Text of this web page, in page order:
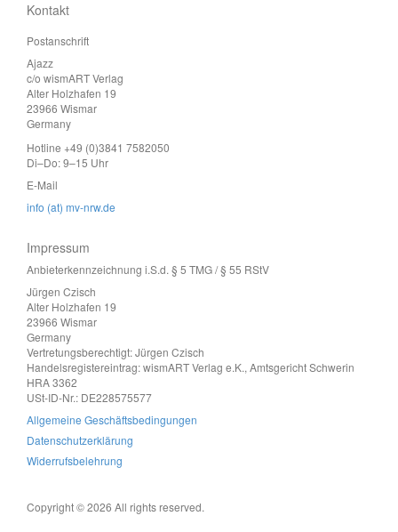
Kontakt
Postanschrift
Ajazz
c/o wismART Verlag
Alter Holzhafen 19
23966 Wismar
Germany
Hotline +49 (0)3841 7582050
Di–Do: 9–15 Uhr
E-Mail
info (at) mv-nrw.de
Impressum
Anbieterkennzeichnung i.S.d. § 5 TMG / § 55 RStV
Jürgen Czisch
Alter Holzhafen 19
23966 Wismar
Germany
Vertretungsberechtigt: Jürgen Czisch
Handelsregistereintrag: wismART Verlag e.K., Amtsgericht Schwerin
HRA 3362
USt-ID-Nr.: DE228575577
Allgemeine Geschäftsbedingungen
Datenschutzerklärung
Widerrufsbelehrung
Copyright © 2026 All rights reserved.